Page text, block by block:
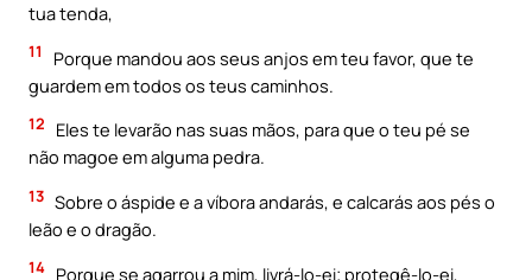
tua tenda,
11
Porque mandou aos seus anjos em teu favor, que te
guardem em todos os teus caminhos.
12
Eles te levarão nas suas mãos, para que o teu pé se
não magoe em alguma pedra.
13 Sobre o áspide e a víbora andarás, e calcarás aos pés o
leão e o dragão.
14 Porque se agarrou a mim, livrá-lo-ei; protegê-lo-ei,